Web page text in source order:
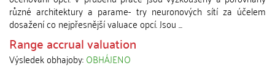
různé architektury a parame- try neuronových sítí za účelem
dosažení co nejpřesnější valuace opcí. Jsou ...
Range accrual valuation
Výsledek obhajoby:OBHÁJENO